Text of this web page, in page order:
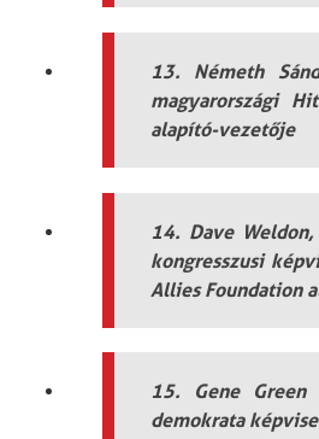
13. Németh
magyarországi
alapító-vezetője
14. Dave
kongresszusi
Allies Foundation
15. Gene
demokrata